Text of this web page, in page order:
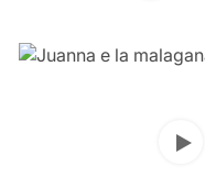
Play